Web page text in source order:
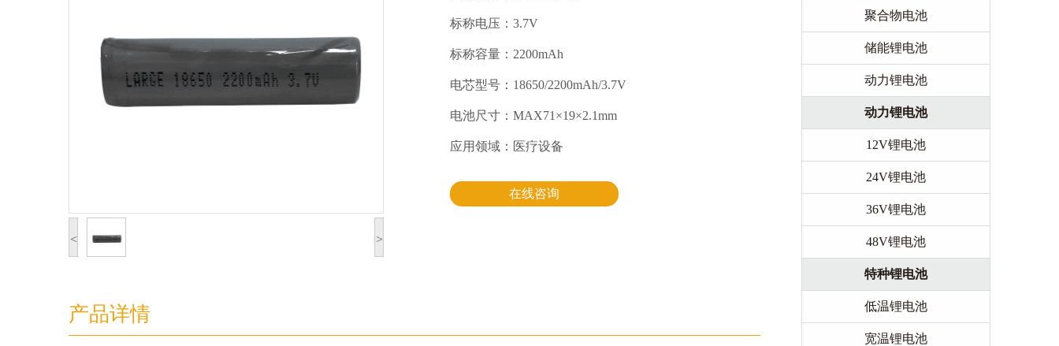
< >
标称电压：3.7V
标称容量：2200mAh
电芯型号：18650/2200mAh/3.7V
电池尺寸：MAX71×19×2.1mm
应用领域：医疗设备
在线咨询
产品详情
聚合物电池
储能锂电池
动力锂电池
动力锂电池
12V锂电池
24V锂电池
36V锂电池
48V锂电池
特种锂电池
低温锂电池
宽温锂电池